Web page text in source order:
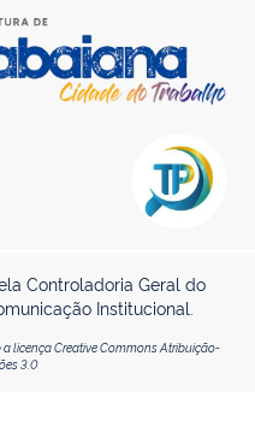
Controladoria Geral do
Institucional.
licença Creative Commons Atribuição-
3.0